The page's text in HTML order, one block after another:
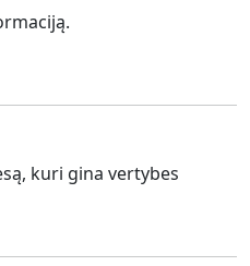
kuri gina vertybes